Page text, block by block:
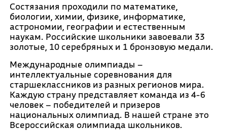
Состязания проходили по математике,
биологии, химии, физике, информатике,
астрономии, географии и естественным
наукам. Российские школьники завоевали 33
золотые, 10 серебряных и 1 бронзовую медали.
Международные олимпиады –
интеллектуальные соревнования для
старшеклассников из разных регионов мира.
Каждую страну представляет команда из 4-6
человек – победителей и призеров
национальных олимпиад. В нашей стране это
Всероссийская олимпиада школьников.